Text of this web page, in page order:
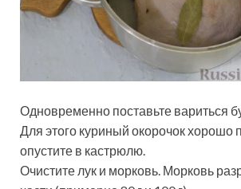
Одновременно поставьте вариться
Для этого куриный окорочок хорошо
опустите в кастрюлю.
Очистите лук и морковь. Морковь